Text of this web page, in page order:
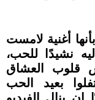
أغنية لامست
نشيدًا للحب،
قلوب العشاق
بعيد الحب